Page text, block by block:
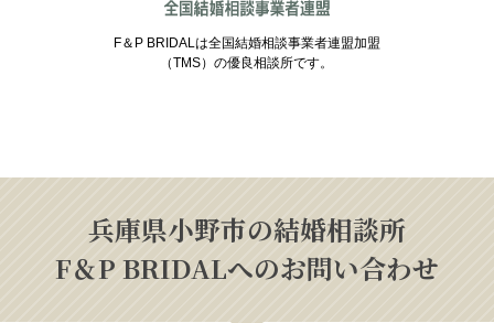
F＆P BRIDALは全国結婚相談事業者連盟加盟
（TMS）の優良相談所です。
兵庫県小野市の結婚相談所
F＆P BRIDALへのお問い合わせ